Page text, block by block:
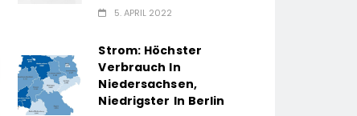
5. APRIL 2022
Strom: Höchster
Verbrauch In
Niedersachsen,
Niedrigster In Berlin